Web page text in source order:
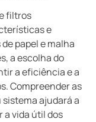
filtros
e
papel e malha
a escolha do
a eficiência e a
Compreender as
ajudará a
a vida útil dos